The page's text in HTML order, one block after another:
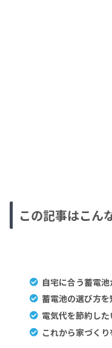
この記事はこん
自宅に合う蓄電
蓄電池の選び方
電気代を節約した
これから家づく